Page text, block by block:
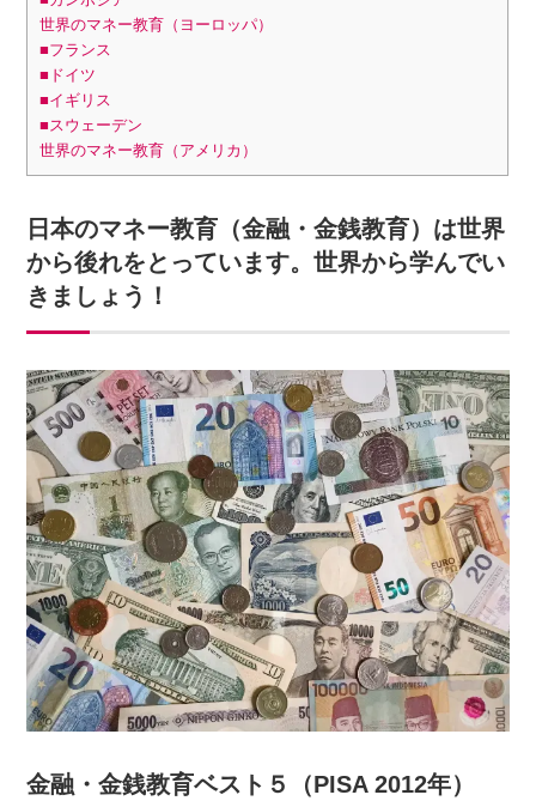
世界のマネー教育（ヨーロッパ）
■フランス
■ドイツ
■イギリス
■スウェーデン
世界のマネー教育（アメリカ）
日本のマネー教育（金融・金銭教育）は世界
から後れをとっています。世界から学んでい
きましょう！
金融・金銭教育ベスト５（PISA 2012年）